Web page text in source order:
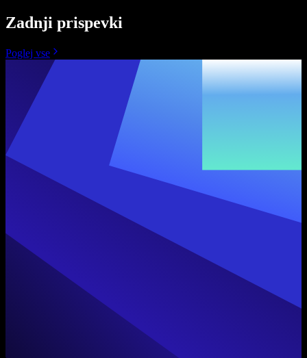
Zadnji prispevki
Poglej vse